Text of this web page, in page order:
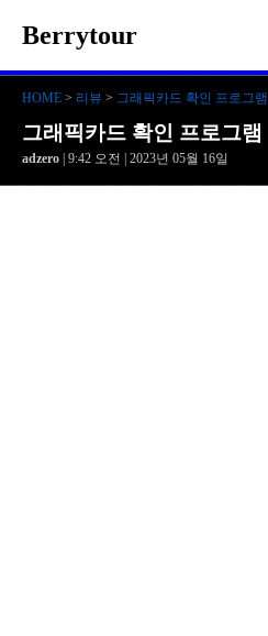
Berrytour
HOME > 리뷰 > 그래픽카드 확인 프로그램
그래픽카드 확인 프로그램
adzero | 9:42 오전 | 2023년 05월 16일